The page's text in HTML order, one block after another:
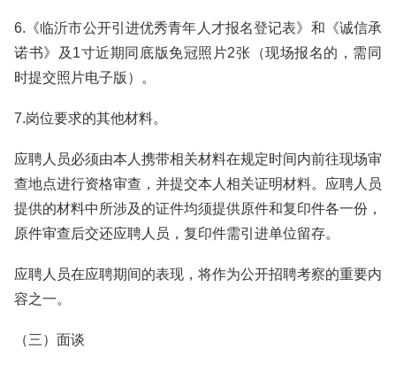
6.《临沂市公开引进优秀青年人才报名登记表》和《诚信承
诺书》及1寸近期同底版免冠照片2张（现场报名的，需同
时提交照片电子版）。
7.岗位要求的其他材料。
应聘人员必须由本人携带相关材料在规定时间内前往现场审
查地点进行资格审查，并提交本人相关证明材料。应聘人员
提供的材料中所涉及的证件均须提供原件和复印件各一份，
原件审查后交还应聘人员，复印件需引进单位留存。
应聘人员在应聘期间的表现，将作为公开招聘考察的重要内
容之一。
（三）面谈